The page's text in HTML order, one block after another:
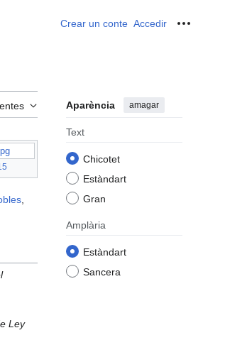
Crear un conte Accedir
Aparència amagar
Text
Chicotet
Estàndart
Gran
Amplària
Estàndart
Sancera
Ley